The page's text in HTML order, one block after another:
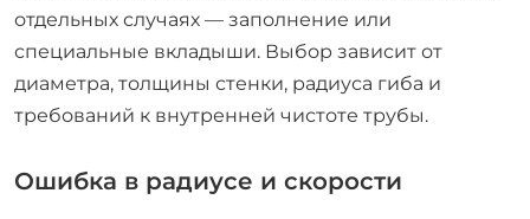
отдельных случаях — заполнение или
специальные вкладыши. Выбор зависит от
диаметра, толщины стенки, радиуса гиба и
требований к внутренней чистоте трубы.
Ошибка в радиусе и скорости